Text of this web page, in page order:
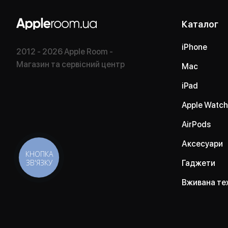
2012 - 2026 Apple Room -
Магазин та сервісний центр
Каталог
iPhone
Mac
iPad
Apple Watch
AirPods
Аксесуари
Гаджети
Вживана
КНОПКА
ЗВ'ЯЗКУ